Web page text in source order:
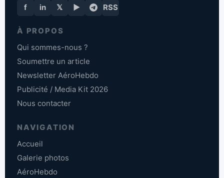
f in 𝕏 ▶ RSS
À PROPOS
Qui sommes-nous ?
Soumettre un article
Newsletter AéroHebdo
Publicité / Media Kit 2026
Nous contacter
NAVIGATION
Accueil
Galerie photos
AéroHebdo